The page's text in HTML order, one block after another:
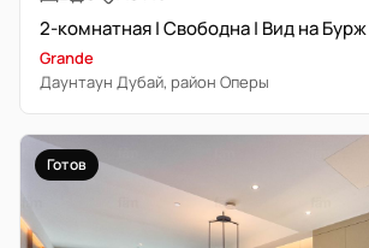
2-комнатная | Свободна | Вид на
Grande
Даунтаун Дубай, район Оперы
Готов